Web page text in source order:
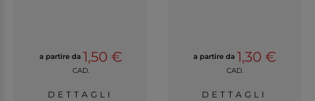
a partire da 1,50 €
CAD.
DETTAGLI
a partire da 1,30 €
CAD.
DETTAGLI